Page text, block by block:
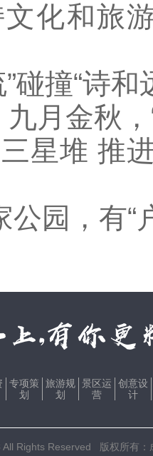
文化和旅
”碰撞“诗
月金秋
星堆 推
园，有“
专项策
划
旅游规
划
景区运
营
创意设
计
All Rights Reserved 版权所有